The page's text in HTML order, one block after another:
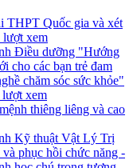
THPT Quốc gia và xét
lượt xem
Điều dưỡng "Hướng
cho các bạn trẻ đam
chăm sóc sức khỏe"
lượt xem
thiêng liêng và cao
Kỹ thuật Vật Lý Trị
phục hồi chức năng -